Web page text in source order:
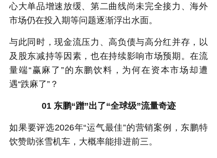
心大单品增速放缓、第二曲线尚未完全接力、海外
市场仍在投入期等问题逐渐浮出水面。
与此同时，现金流压力、高负债与高分红并存，以
及股东减持等因素，也在持续影响市场预期。在流
量端“赢麻了”的东鹏饮料，为何在资本市场却遭
遇“跌麻了”？
01 东鹏“蹭”出了“全球级”流量奇迹
如果要评选2026年“运气最佳”的营销案例，东鹏特
饮赞助张雪机车，大概率能排进前三。